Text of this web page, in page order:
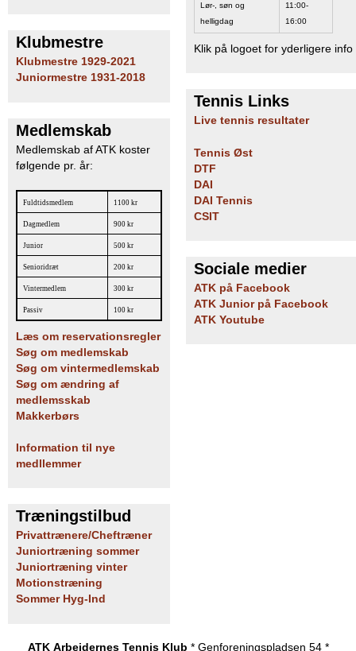
Klubmestre
Klubmestre 1929-2021
Juniormestre 1931-2018
Medlemskab
Medlemskab af ATK koster
følgende pr. år:
Fuldtidsmedlem 1100 kr
Dagmedlem 900 kr
Junior 500 kr
Senioridræt 200 kr
Vintermedlem 300 kr
Passiv 100 kr
Læs om reservationsregler
Søg om medlemskab
Søg om vintermedlemskab
Søg om ændring af
medlemsskab
Makkerbørs
Information til nye
medllemmer
Træningstilbud
Privattrænere/Cheftræner
Juniortræning sommer
Juniortræning vinter
Motionstræning
Sommer Hyg-Ind
Lør-, søn og
helligdag
11:00-
16:00
Klik på logoet for yderligere info
Tennis Links
Live tennis resultater
Tennis Øst
DTF
DAI
DAI Tennis
CSIT
Sociale medier
ATK på Facebook
ATK Junior på Facebook
ATK Youtube
ATK Arbejdernes Tennis Klub * Genforeningspladsen 54 *